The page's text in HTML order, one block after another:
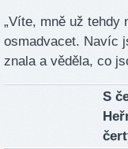
„Víte, mně už tehdy
osmadvacet. Navíc
znala a věděla, co
S